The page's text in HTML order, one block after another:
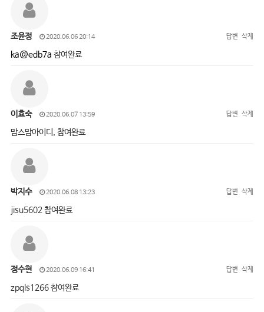
조윤정 2020.06.06 20:14 답변 삭제
ka@edb7a 참여완료
이효숙 2020.06.07 13:59 답변 삭제
맘스맘아이디, 참여완료
박지수 2020.06.08 13:23 답변 삭제
jisu5602 참여완료
정수현 2020.06.09 16:41 답변 삭제
zpqls1266 참여완료